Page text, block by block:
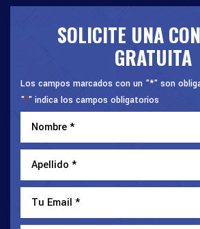
SOLICITE UNA
GRATUITA
Los campos marcados con un "*" son
"*" indica los campos obligatorios